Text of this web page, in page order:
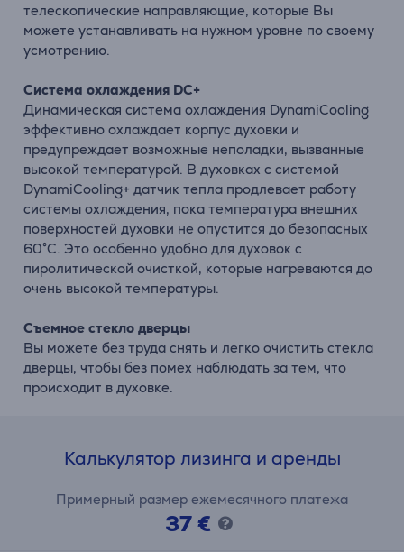
телескопические направляющие, которые Вы
можете устанавливать на нужном уровне по своему
усмотрению.
Система охлаждения DC+
Динамическая система охлаждения DynamiCooling
эффективно охлаждает корпус духовки и
предупреждает возможные неполадки, вызванные
высокой температурой. В духовках с системой
DynamiCooling+ датчик тепла продлевает работу
системы охлаждения, пока температура внешних
поверхностей духовки не опустится до безопасных
60°С. Это особенно удобно для духовок с
пиролитической очисткой, которые нагреваются до
очень высокой температуры.
Съемное стекло дверцы
Вы можете без труда снять и легко очистить стекла
дверцы, чтобы без помех наблюдать за тем, что
происходит в духовке.
Калькулятор лизинга и аренды
Примерный размер ежемесячного платежа
37 €